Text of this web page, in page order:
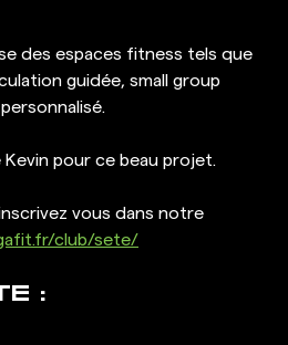
des espaces fitness tels que
guidée, small group
pour ce beau projet.
vous dans notre
club/sete/
: